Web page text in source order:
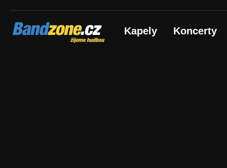
Bandzone.cz
žijeme hudbou Kapely Koncerty